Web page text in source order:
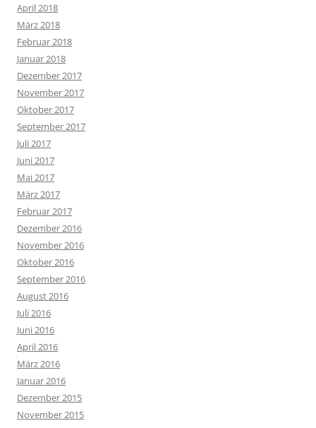
April 2018
März 2018
Februar 2018
Januar 2018
Dezember 2017
November 2017
Oktober 2017
September 2017
Juli 2017
Juni 2017
Mai 2017
März 2017
Februar 2017
Dezember 2016
November 2016
Oktober 2016
September 2016
August 2016
Juli 2016
Juni 2016
April 2016
März 2016
Januar 2016
Dezember 2015
November 2015